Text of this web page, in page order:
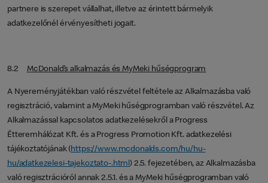
partnere is szerepet vállalhat, illetve az érintett bármelyik
adatkezelőnél érvényesítheti jogait.
8.2 McDonald’s alkalmazás és MyMeki hűségprogram
A Nyereményjátékban való részvétel feltétele az Alkalmazásba való
regisztráció, valamint a MyMeki hűségprogramban való részvétel. Az
Alkalmazással kapcsolatos adatkezelésekről a Progress
Étteremhálózat Kft. és a Progress Promotion Kft. adatkezelési
tájékoztatójának (https://www.mcdonalds.com/hu/hu-
hu/adatkezelesi-tajekoztato-.html) 2.5. fejezetében, az Alkalmazásba
való regisztrációról annak 2.5.1. és a MyMeki hűségprogramban való